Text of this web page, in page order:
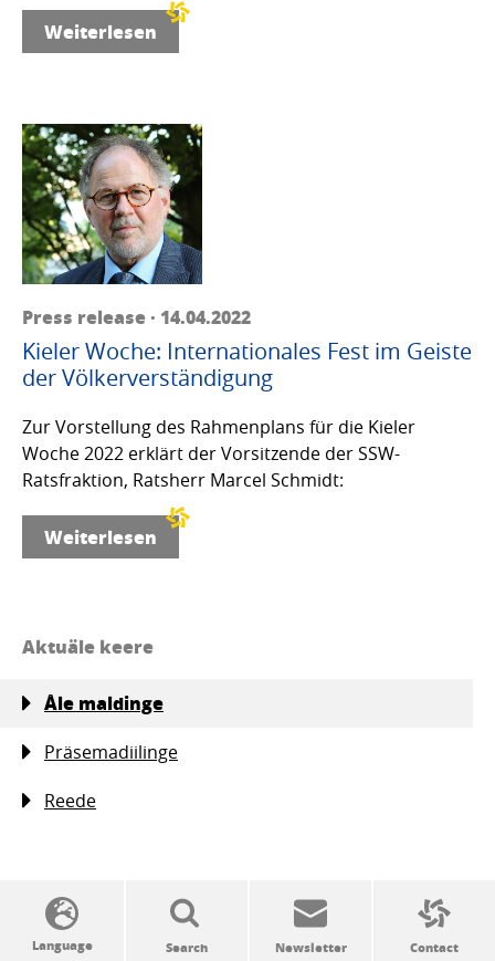
Weiterlesen
Press release · 14.04.2022
Kieler Woche: Internationales Fest im Geiste
der Völkerverständigung
Zur Vorstellung des Rahmenplans für die Kieler
Woche 2022 erklärt der Vorsitzende der SSW-
Ratsfraktion, Ratsherr Marcel Schmidt:
Weiterlesen
Aktuäle keere
Åle maldinge
Präsemadiilinge
Reede
SSW politics from A to Z